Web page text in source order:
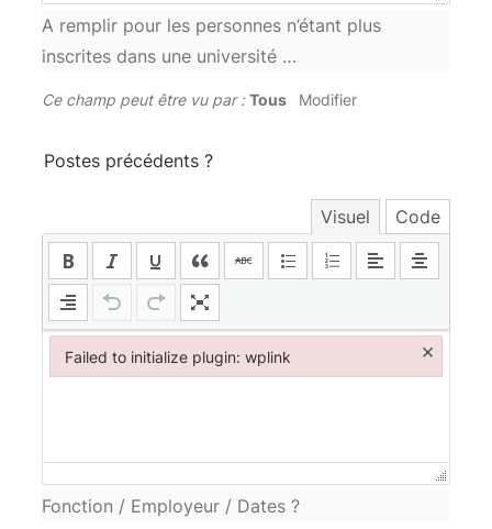
A remplir pour les personnes n’étant plus
inscrites dans une université …
Ce champ peut être vu par :Tous Modifier
Postes précédents ?
Visuel Code
Fonction / Employeur / Dates ?
Failed to initialize plugin: wplink ×
Failed to initialize plugin: wplink